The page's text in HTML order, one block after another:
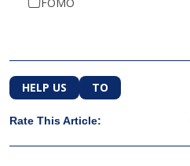
HELP US TO
Rate This Article: